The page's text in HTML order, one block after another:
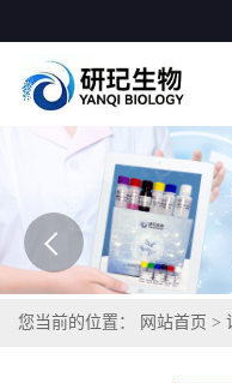
您当前的位置： 网站首页 >